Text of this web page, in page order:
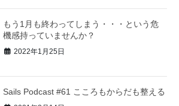
もう1月も終わってしまう・・・という危
機感持っていませんか？
2022年1月25日
Sails Podcast #61 こころもからだも整える